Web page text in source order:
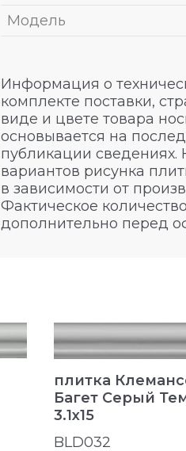
Модель
Информация о
комплекте поставки,
виде и цвете товара
основывается на
публикации сведениях.
вариантов рисунка
в зависимости от
Фактическое
дополнительно перед
плитка
Багет Серый
3.1x15
BLD032